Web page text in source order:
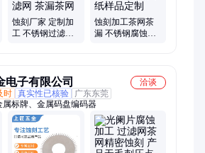
蚀刻厂家 定制加
工 不锈钢过滤网
蚀刻加工茶网茶
漏 不锈钢腐蚀加
电子有限公司
洽谈
时 真实性已核验
广东东莞
属标牌、金属码盘编码器